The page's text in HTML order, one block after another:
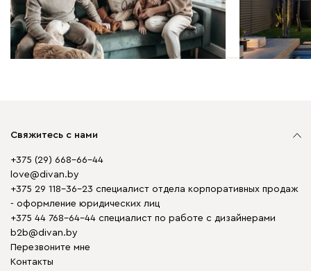
сантиметр большого дома
красиво
Свяжитесь с нами
+375 (29) 668-66-44
love@divan.by
+375 29 118-36-23 специалист отдела корпоративных продаж
- оформление юридических лиц
+375 44 768-64-44 специалист по работе с дизайнерами
b2b@divan.by
Перезвоните мне
Контакты